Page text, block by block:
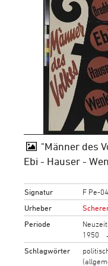
"Männer des
Ebi - Hauser -
Signatur
F Pe-
Urheber
Periode
Neuzeit
1950
Schlagwörter